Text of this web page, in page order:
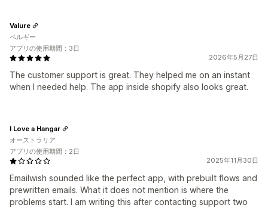
2026年5月27日
The customer support is great. They helped me on an instant
when I needed help. The app inside shopify also looks great.
Valure
ベルギー
アプリの使用期間：3日
2025年11月30日
Emailwish sounded like the perfect app, with prebuilt flows and
prewritten emails. What it does not mention is where the
problems start. I am writing this after contacting support two
I Love a Hangar
オーストラリア
アプリの使用期間：2日